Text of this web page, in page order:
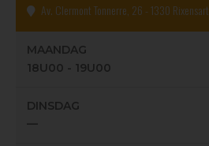
Av. Clermont Tonnerre, 26 - 1330 Rixensart
MAANDAG
18U00 - 19U00
DINSDAG
—